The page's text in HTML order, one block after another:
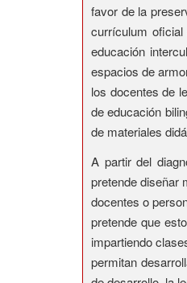
favor de la
currículum
educación
espacios de
los docentes de
de educación
de materiales
A partir del
pretende diseñar
docentes o
pretende que
impartiendo
permitan